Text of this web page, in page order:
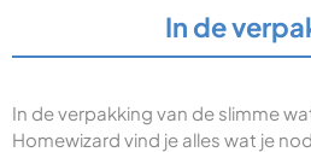
In de
In de verpakking van de slimme
Homewizard vind je alles wat je